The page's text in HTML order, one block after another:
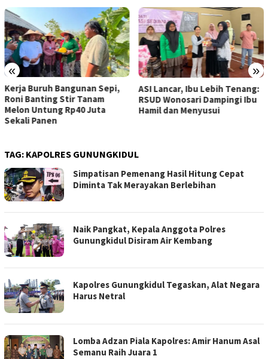
« »
Kerja Buruh Bangunan Sepi,
Roni Banting Stir Tanam
Melon Untung Rp40 Juta
Sekali Panen
ASI Lancar, Ibu Lebih Tenang:
RSUD Wonosari Dampingi Ibu
Hamil dan Menyusui
TAG: KAPOLRES GUNUNGKIDUL
Simpatisan Pemenang Hasil Hitung Cepat
Diminta Tak Merayakan Berlebihan
Naik Pangkat, Kepala Anggota Polres
Gunungkidul Disiram Air Kembang
Kapolres Gunungkidul Tegaskan, Alat Negara
Harus Netral
Lomba Adzan Piala Kapolres: Amir Hanum Asal
Semanu Raih Juara 1